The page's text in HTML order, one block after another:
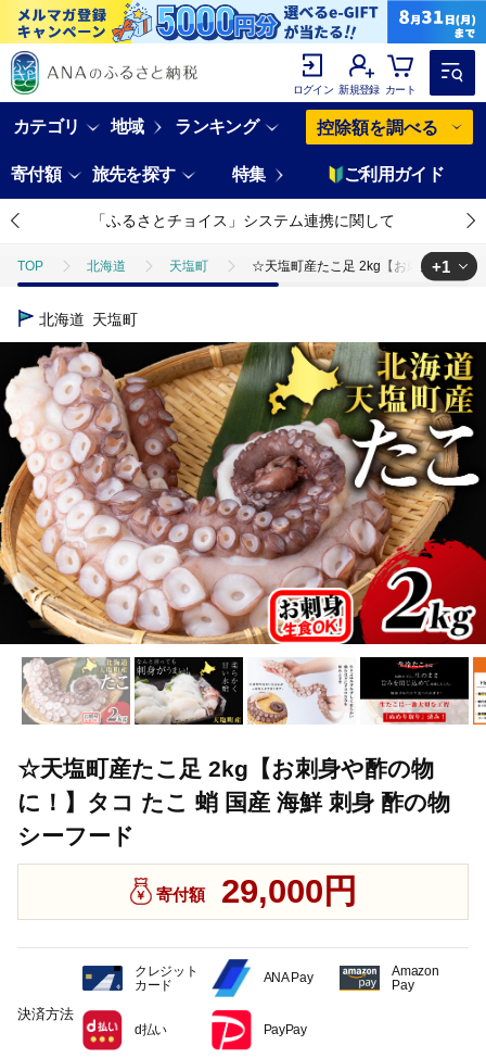
ログイン 新規登録 カート
カテゴリ 地域 ランキング 控除額を調べる
寄付額 旅先を探す 特集 ご利用ガイド
「ふるさとチョイス」システム連携に関して
TOP 北海道 天塩町 ☆天塩町産たこ足 2kg【お刺身や酢の
TOP
+1
北海道 天塩町
☆天塩町産たこ足 2kg【お刺身や酢の物
に！】タコ たこ 蛸 国産 海鮮 刺身 酢の物
シーフード
寄付額 29,000円
決済方法
クレジット
カード
ANA Pay
Amazon
Pay
d払い PayPay